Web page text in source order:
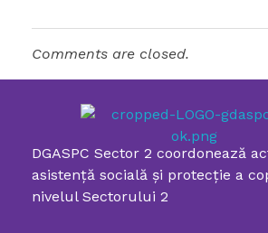
Comments are closed.
Directia Generala de Asistenta Sociala si Protectia Copilului Sector 2
DGASPC Sector 2 coordonează
asistenţă socială şi protecţie a
nivelul Sectorului 2